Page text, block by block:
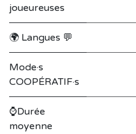
joueureuses
🌍 Langues 💬
Mode·s
COOPÉRATIF·s
⌚Durée
moyenne